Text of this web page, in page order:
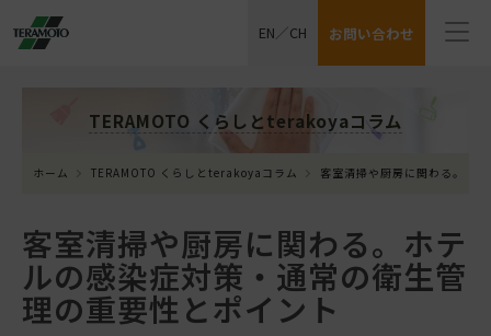
お問い合わせ
EN CH
TERAMOTO くらしとterakoyaコラム
ホーム TERAMOTO くらしとterakoyaコラム 客室清掃や厨房に関わる。ホ
客室清掃や厨房に関わる。ホテ
ルの感染症対策・通常の衛生管
理の重要性とポイント